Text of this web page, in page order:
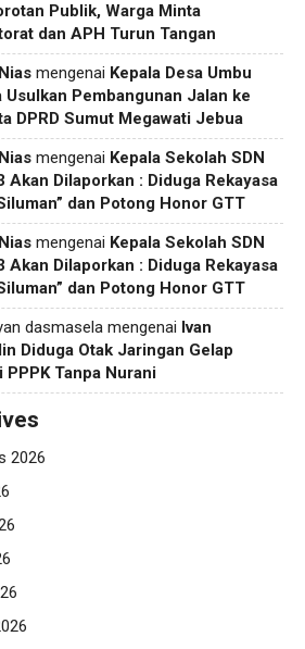
Publik, Warga Minta
dan APH Turun Tangan
mengenai Kepala Desa Umbu
Usulkan Pembangunan Jalan ke
DPRD Sumut Megawati Jebua
mengenai Kepala Sekolah SDN
Akan Dilaporkan : Diduga Rekayasa
dan Potong Honor GTT
mengenai Kepala Sekolah SDN
Akan Dilaporkan : Diduga Rekayasa
dan Potong Honor GTT
dasmasela mengenai Ivan
Diduga Otak Jaringan Gelap
PPPK Tanpa Nurani
2026